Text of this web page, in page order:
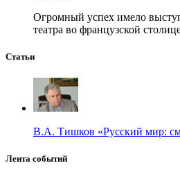
Огромный успех имело
театра во французской
Статьи
В.А. Тишков «Русский мир:
Лента событий